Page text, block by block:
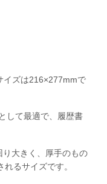
イズは216×277mmで
して最適で、履歴書
大きく、厚手のもの
るサイズです。